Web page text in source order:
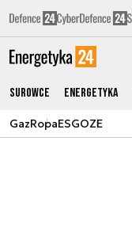
Surowce Energetyka
GazRopaESGOZE